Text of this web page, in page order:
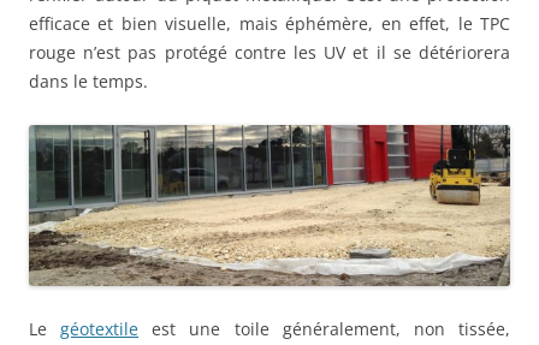
efficace et bien visuelle, mais éphémère, en effet, le TPC
rouge n’est pas protégé contre les UV et il se détériorera
dans le temps.
Legéotextile est une toile généralement, non tissée,